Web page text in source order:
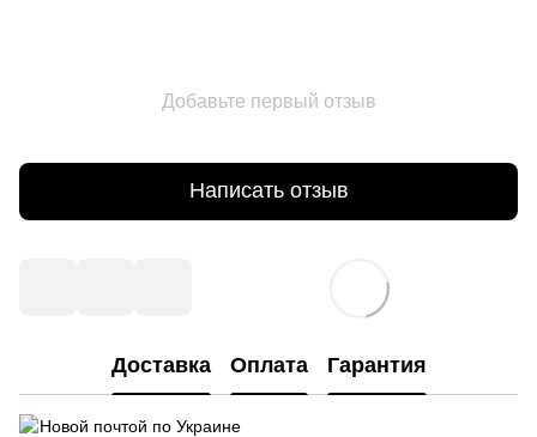
Добавьте первый отзыв
Написать отзыв
Доставка Оплата Гарантия
Новой почтой по Украине